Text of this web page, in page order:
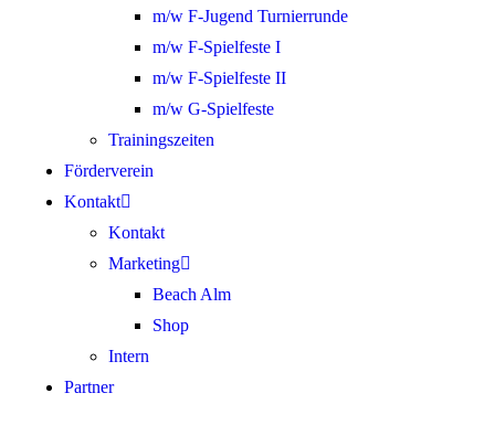
m/w F-Jugend Turnierrunde
m/w F-Spielfeste I
m/w F-Spielfeste II
m/w G-Spielfeste
Trainingszeiten
Förderverein
Kontakt
Kontakt
Marketing
Beach Alm
Shop
Intern
Partner